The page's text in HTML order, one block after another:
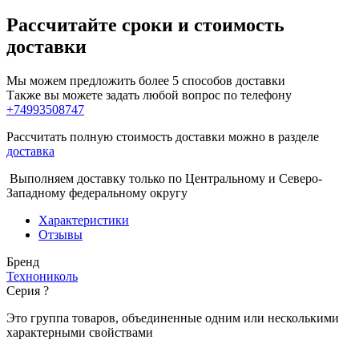
Рассчитайте сроки и стоимость
доставки
Мы можем предложить более 5 способов доставки
Также вы можете задать любой вопрос по телефону
+74993508747
Рассчитать полную стоимость доставки можно в разделе
доставка
Выполняем доставку только по Центральному и Северо-
Западному федеральному округу
Характеристики
Отзывы
Бренд
Технониколь
Серия ?
Это группа товаров, объединенные одним или несколькими
характерными свойствами